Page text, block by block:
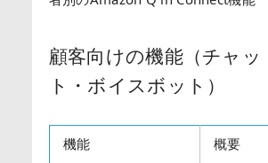
顧客向けの機能（チャッ
ト・ボイスボット）
機能 概要